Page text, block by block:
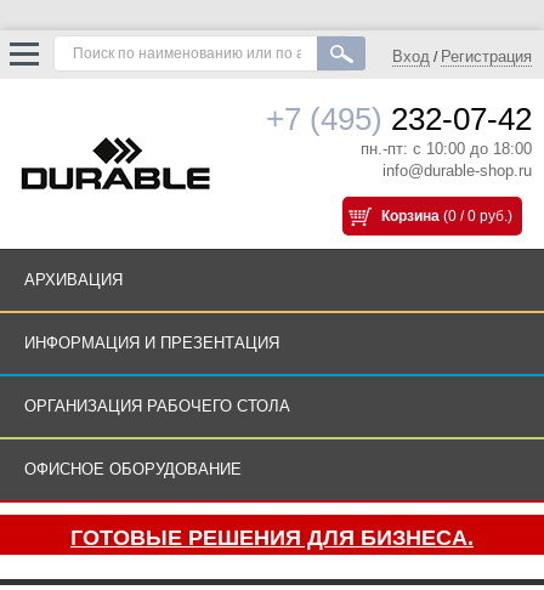
Вход / Регистрация
+7 (495) 232-07-42
пн.-пт: с 10:00 до 18:00
info@durable-shop.ru
Корзина (0 / 0 руб.)
АРХИВАЦИЯ
ИНФОРМАЦИЯ И ПРЕЗЕНТАЦИЯ
ОРГАНИЗАЦИЯ РАБОЧЕГО СТОЛА
ОФИСНОЕ ОБОРУДОВАНИЕ
ГОТОВЫЕ РЕШЕНИЯ ДЛЯ БИЗНЕСА.